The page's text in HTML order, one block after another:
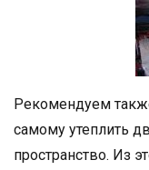
Рекомендуем
самому утеплить
пространство. Из